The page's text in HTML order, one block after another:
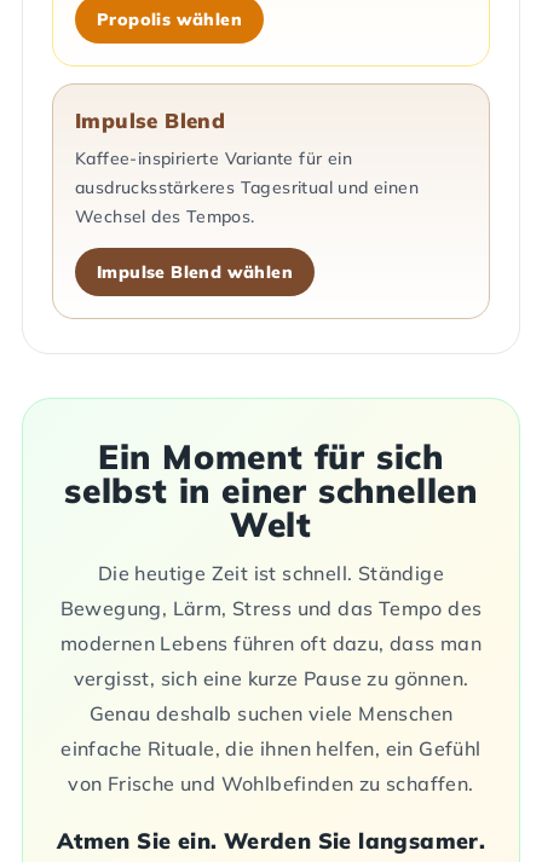
Propolis wählen
Impulse Blend
Kaffee-inspirierte Variante für ein
ausdrucksstärkeres Tagesritual und einen
Wechsel des Tempos.
Impulse Blend wählen
Ein Moment für sich
selbst in einer schnellen
Welt
Die heutige Zeit ist schnell. Ständige
Bewegung, Lärm, Stress und das Tempo des
modernen Lebens führen oft dazu, dass man
vergisst, sich eine kurze Pause zu gönnen.
Genau deshalb suchen viele Menschen
einfache Rituale, die ihnen helfen, ein Gefühl
von Frische und Wohlbefinden zu schaffen.
Atmen Sie ein. Werden Sie langsamer.